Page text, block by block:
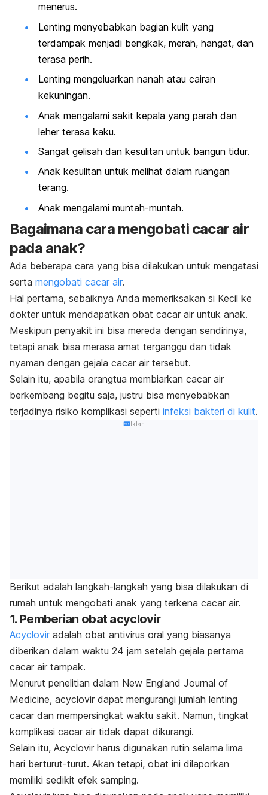
menerus.
Lenting menyebabkan bagian kulit yang
terdampak menjadi bengkak, merah, hangat, dan
terasa perih.
Lenting mengeluarkan nanah atau cairan
kekuningan.
Anak mengalami sakit kepala yang parah dan
leher terasa kaku.
Sangat gelisah dan kesulitan untuk bangun tidur.
Anak kesulitan untuk melihat dalam ruangan
terang.
Anak mengalami muntah-muntah.
Bagaimana cara mengobati cacar air
pada anak?
Ada beberapa cara yang bisa dilakukan untuk mengatasi
serta mengobati cacar air.
Hal pertama, sebaiknya Anda memeriksakan si Kecil ke
dokter untuk mendapatkan obat cacar air untuk anak.
Meskipun penyakit ini bisa mereda dengan sendirinya,
tetapi anak bisa merasa amat terganggu dan tidak
nyaman dengan gejala cacar air tersebut.
Selain itu, apabila orangtua membiarkan cacar air
berkembang begitu saja, justru bisa menyebabkan
terjadinya risiko komplikasi seperti infeksi bakteri di kulit.
Iklan
Berikut adalah langkah-langkah yang bisa dilakukan di
rumah untuk mengobati anak yang terkena cacar air.
1. Pemberian obat acyclovir
Acyclovir adalah obat antivirus oral yang biasanya
diberikan dalam waktu 24 jam setelah gejala pertama
cacar air tampak.
Menurut penelitian dalam New England Journal of
Medicine, acyclovir dapat mengurangi jumlah lenting
cacar dan mempersingkat waktu sakit. Namun, tingkat
komplikasi cacar air tidak dapat dikurangi.
Selain itu, Acyclovir harus digunakan rutin selama lima
hari berturut-turut. Akan tetapi, obat ini dilaporkan
memiliki sedikit efek samping.